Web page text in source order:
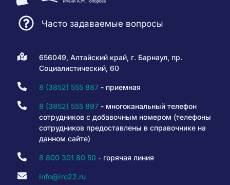
Часто задаваемые вопросы
656049, Алтайский край, г. Барнаул, пр.
Социалистический, 60
8 (3852) 555 887- приемная
8 (3852) 555 897- многоканальный телефон
сотрудников с добавочным номером (телефоны
сотрудников предоставлены в справочнике на
данном сайте)
8 800 301 80 50- горячая линия
info@iro22.ru